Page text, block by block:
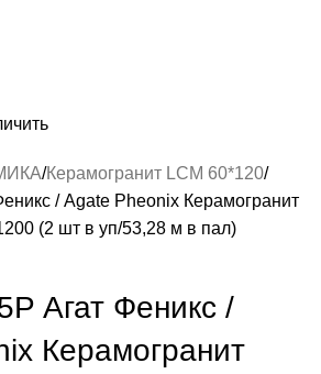
Керамогранит LCM 60*120
/ Agate Pheonix Керамогранит
(2 шт в уп/53,28 м в пал)
Агат Феникс /
Керамогранит